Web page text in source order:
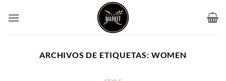
ARCHIVOS DE ETIQUETAS: WOMEN